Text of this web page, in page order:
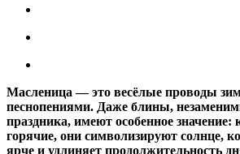
Масленица — это весёлые проводы
песнопениями. Даже блины,
праздника, имеют особенное
горячие, они символизируют солнце,
ярче и удлиняет продолжительность